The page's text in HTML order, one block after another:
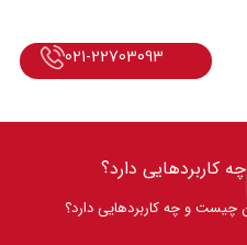
021-22703093
کاربردهایی دارد؟
چیست و چه کاربردهایی دارد؟